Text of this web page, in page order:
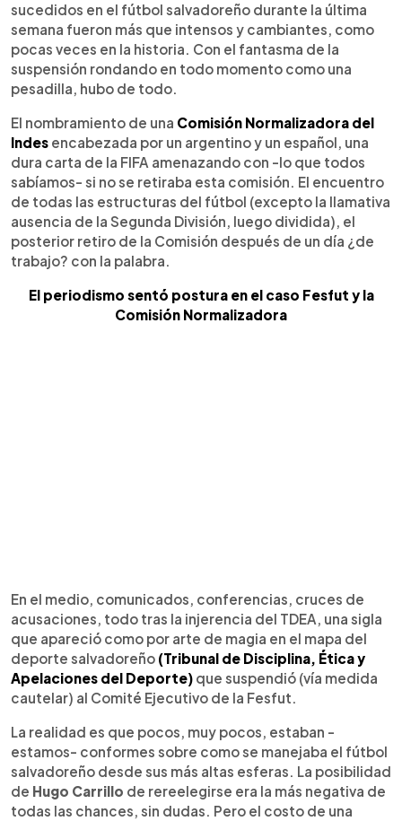
sucedidos en el fútbol salvadoreño durante la última
semana fueron más que intensos y cambiantes, como
pocas veces en la historia. Con el fantasma de la
suspensión rondando en todo momento como una
pesadilla, hubo de todo.
El nombramiento de una Comisión Normalizadora del
Indes encabezada por un argentino y un español, una
dura carta de la FIFA amenazando con -lo que todos
sabíamos- si no se retiraba esta comisión. El encuentro
de todas las estructuras del fútbol (excepto la llamativa
ausencia de la Segunda División, luego dividida), el
posterior retiro de la Comisión después de un día ¿de
trabajo? con la palabra.
El periodismo sentó postura en el caso Fesfut y la
Comisión Normalizadora
En el medio, comunicados, conferencias, cruces de
acusaciones, todo tras la injerencia del TDEA, una sigla
que apareció como por arte de magia en el mapa del
deporte salvadoreño (Tribunal de Disciplina, Ética y
Apelaciones del Deporte) que suspendió (vía medida
cautelar) al Comité Ejecutivo de la Fesfut.
La realidad es que pocos, muy pocos, estaban -
estamos- conformes sobre como se manejaba el fútbol
salvadoreño desde sus más altas esferas. La posibilidad
de Hugo Carrillo de rereelegirse era la más negativa de
todas las chances, sin dudas. Pero el costo de una